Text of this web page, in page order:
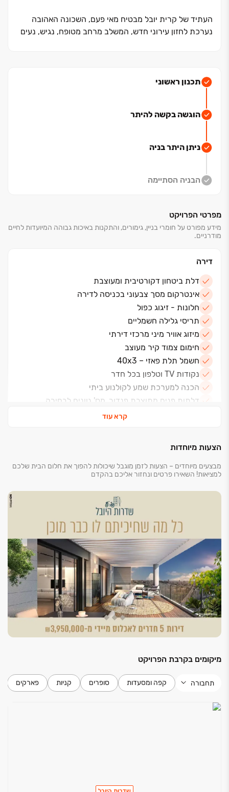
העתיד של קרית יובל מבטיח מאי פעם, השכונה האהובה
נערכת לחזון עירוני חדש, המשלב מרחב מטופח, נגיש, נעים
מעדניות וחנויות בוטיק.
של משחק והנאה ולצידן מרכז תרבות שיעניק העשרה,
השראה וחוויה לכל המשפחה.
תכנון ראשוני
הוגשה בקשה להיתר
ניתן היתר בניה
הבניה הסתיימה
מפרטי הפרויקט
מידע מפורט על חומרי בניין, גימורים, והתקנות באיכות גבוהה המיועדות לחיים
מודרניים.
דירה
דלת ביטחון דקורטיבית ומעוצבת
אינטרקום מסך צבעוני בכניסה לדירה
חלונות - זיגוג כפול
תריסי גלילה חשמליים
מיזוג אוויר מיני מרכזי דירתי
חימום צמוד קיר מעוצב
חשמל תלת פאזי – 40x3
נקודות TV וטלפון בכל חדר
הכנה למערכת שמע לקולנוע ביתי
דלתות פנים מתוצרת פנדור, מס' גוונים לבחירה
ריצוף וחיפוי חדרי רחצה – פורצלן אנטי סליפ
אסלות תלויות - מיכלי הדחה סמויים
אמבטיה אקרילית
ארון אמבטיה מעוצב כולל מראה בחדרי הרחצה
חניה מקורה לכל דירה
מחסן לכל דירה
בניין
לובי כניסה מפואר ומעוצב
חדר עגלות ואופניים
חדר לרווחת הדיירים
מנגנון פיקוד שבת באחת המעליות
קרא עוד
הצעות מיוחדות
מבצעים מיוחדים – הצעות לזמן מוגבל שיכולות להפוך את חלום הבית שלכם
למציאות! השאירו פרטים ונחזור אליכם בהקדם
מיקומים בקרבת הפרויקט
תחבורה קפה ומסעדות סופרים קניות פארקים